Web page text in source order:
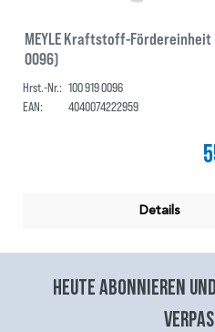
MEYLE Kraftstoff-Fördereinheit
0096)
Hrst.-Nr.: 100 919 0096
EAN:
4040074222959
Details
Heute abonnieren